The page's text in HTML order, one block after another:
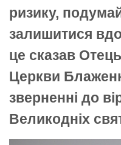
ризику,
залишитися
це сказав
Церкви
зверненні до
Великодніх